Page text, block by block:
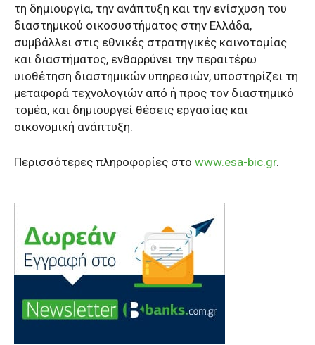
τη δημιουργία, την ανάπτυξη και την ενίσχυση του
διαστημικού οικοσυστήματος στην Ελλάδα,
συμβάλλει στις εθνικές στρατηγικές καινοτομίας
και διαστήματος, ενθαρρύνει την περαιτέρω
υιοθέτηση διαστημικών υπηρεσιών, υποστηρίζει τη
μεταφορά τεχνολογιών από ή προς τον διαστημικό
τομέα, και δημιουργεί θέσεις εργασίας και
οικονομική ανάπτυξη.
Περισσότερες πληροφορίες στο www.esa-bic.gr.